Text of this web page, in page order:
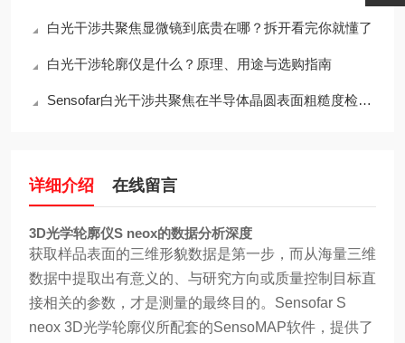
白光干涉共聚焦显微镜到底贵在哪？拆开看完你就懂了
白光干涉轮廓仪是什么？原理、用途与选购指南
Sensofar白光干涉共聚焦在半导体晶圆表面粗糙度检测中的应用与行业标准对标
详细介绍 在线留言
3D光学轮廓仪S neox的数据分析深度
获取样品表面的三维形貌数据是第一步，而从海量三维
数据中提取出有意义的、与研究方向或质量控制目标直
接相关的参数，才是测量的最终目的。Sensofar S
neox 3D光学轮廓仪所配套的SensoMAP软件，提供了